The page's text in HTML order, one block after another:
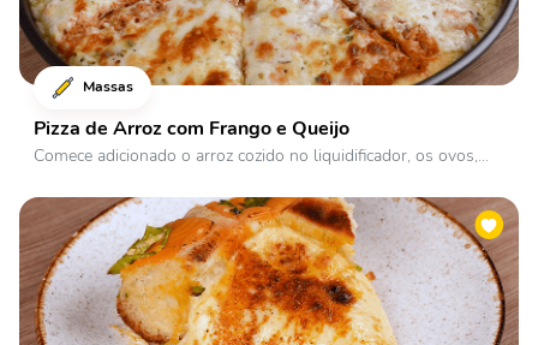
Massas
Pizza de Arroz com Frango e Queijo
Comece adicionado o arroz cozido no liquidificador, os ovos,...